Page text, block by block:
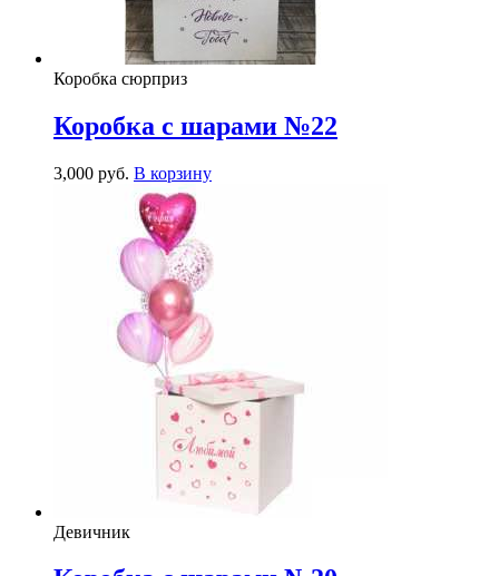
Коробка сюрприз
Коробка с шарами №22
3,000 руб. В корзину
Девичник